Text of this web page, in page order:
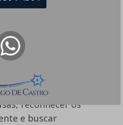
é uma doença
o cenário mudou
anos.
reconhecer os
e buscar